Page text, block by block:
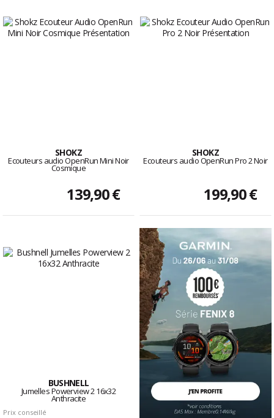
SHOKZ
Ecouteurs audio OpenRun Mini Noir
Cosmique
139,90 €
SHOKZ
Ecouteurs audio OpenRun Pro 2 Noir
199,90 €
BUSHNELL
Jumelles Powerview 2 16x32
Anthracite
Prix conseillé